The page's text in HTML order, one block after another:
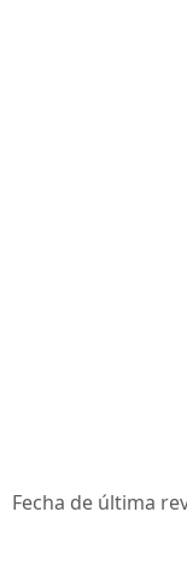
Fecha de última